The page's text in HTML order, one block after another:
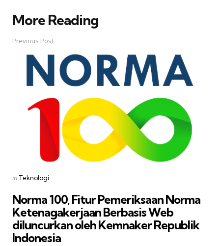
More Reading
Post
navigation
Previous Post
Posted
in Teknologi
Norma 100, Fitur Pemeriksaan Norma
Ketenagakerjaan Berbasis Web
diluncurkan oleh Kemnaker Republik
Indonesia